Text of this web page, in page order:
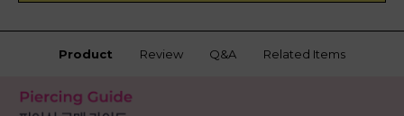
Product Review Q&A Related Items